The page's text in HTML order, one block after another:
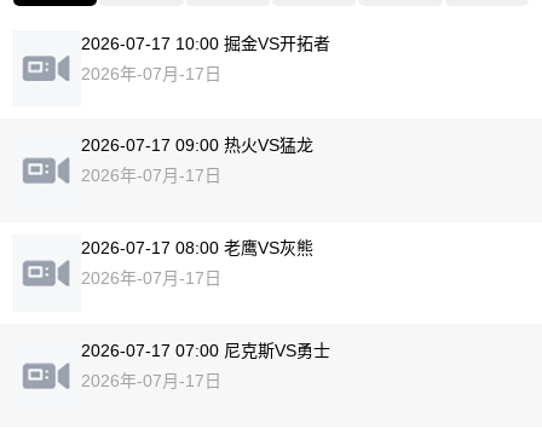
2026-07-17 10:00 掘金VS开拓者
2026年-07月-17日
2026-07-17 09:00 热火VS猛龙
2026年-07月-17日
2026-07-17 08:00 老鹰VS灰熊
2026年-07月-17日
2026-07-17 07:00 尼克斯VS勇士
2026年-07月-17日